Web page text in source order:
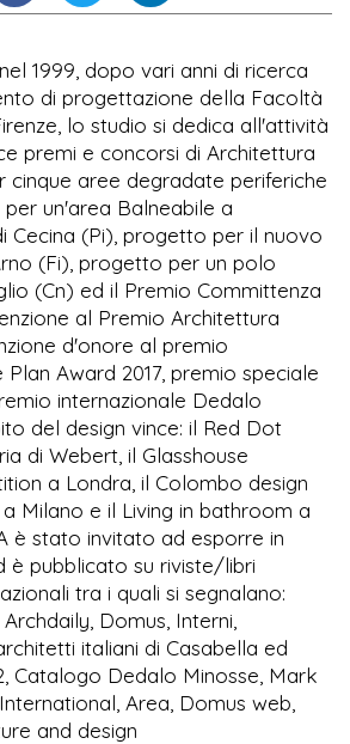
1999, dopo vari anni di ricerca
di progettazione della Facoltà
lo studio si dedica all'attività
premi e concorsi di Architettura
cinque aree degradate periferiche
un'area Balneabile a
Cecina (Pi), progetto per il nuovo
(Fi), progetto per un polo
(Cn) ed il Premio Committenza
al Premio Architettura
d'onore al premio
Award 2017, premio speciale
internazionale Dedalo
del design vince: il Red Dot
di Webert, il Glasshouse
a Londra, il Colombo design
Milano e il Living in bathroom a
è stato invitato ad esporre in
è pubblicato su riviste/libri
tra i quali si segnalano:
Domus, Interni,
italiani di Casabella ed
Catalogo Dedalo Minosse, Mark
Area, Domus web,
and design